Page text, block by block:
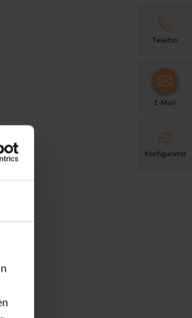
Telefon
E-Mail
Konfigurator